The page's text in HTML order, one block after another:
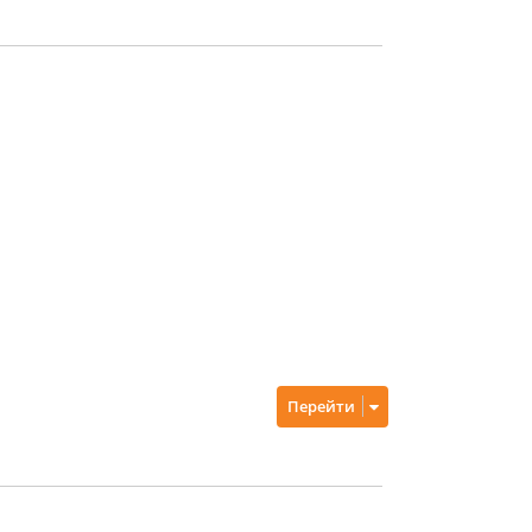
Перейти